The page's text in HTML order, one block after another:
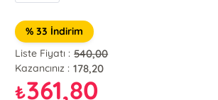
% 33 İndirim
Liste Fiyatı : 540,00
Kazancınız : 178,20
₺361,80